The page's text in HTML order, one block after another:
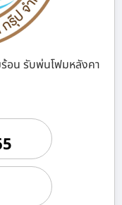
อน รับพ่นโฟมหลังคา